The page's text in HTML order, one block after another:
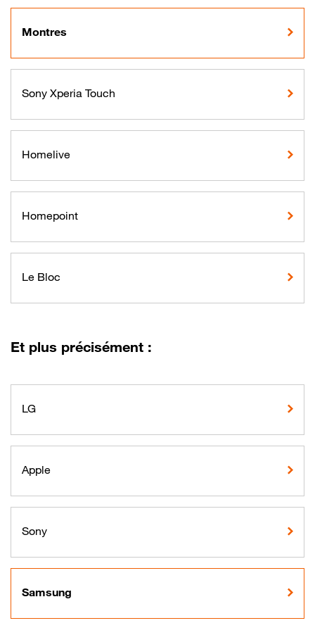
Montres
Sony Xperia Touch
Homelive
Homepoint
Le Bloc
Et plus précisément :
LG
Apple
Sony
Samsung